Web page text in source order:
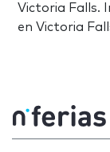
Victoria Falls.
en Victoria